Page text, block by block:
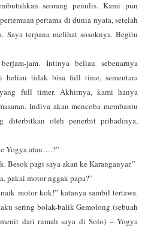
seorang penulis. Kami pun
pertama di dunia nyata, setelah
Saya terpana melihat sosoknya. Begitu
jam. Intinya beliau sebenarnya
beliau tidak bisa full time, sementara
full timer. Akhirnya, kami hanya
Indiva akan mencoba membantu
diterbitkan oleh penerbit pribadinya,
Yogya atau….?”
Besok pagi saya akan ke Karanganyar.”
pakai motor nggak papa?”
motor kok!” katanya sambil tertawa.
sering bolak-balik Gemolong (sebuah
dari rumah saya di Solo) – Yogya